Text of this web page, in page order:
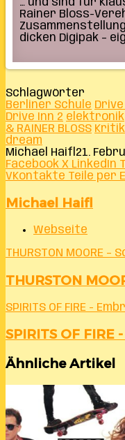
Rainer Bloss-
dicken Digipak –
Schlagwörter
Berliner Schule Drive
Drive Inn 2 elektronik
& RAINER BLOSS Kritik
dream
Michael Haifl 21.
Facebook X LinkedIn
VKontakte Teile per
Michael Haifl
Webseite
THURSTON MOORE –
THURSTON
SPIRITS OF FIRE -
SPIRITS OF
Ähnliche Artikel